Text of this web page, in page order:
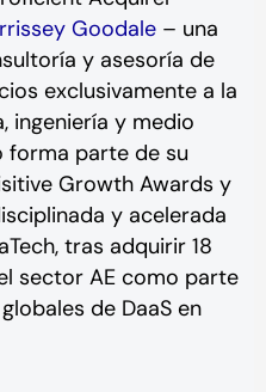
Goodale– una
y asesoría de
exclusivamente a la
ingeniería y medio
forma parte de su
Growth Awards y
y acelerada
tras adquirir 18
sector AE como parte
de DaaS en